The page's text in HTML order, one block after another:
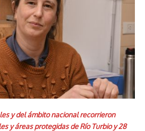
y del ámbito nacional recorrieron
y áreas protegidas de Río Turbio y 28